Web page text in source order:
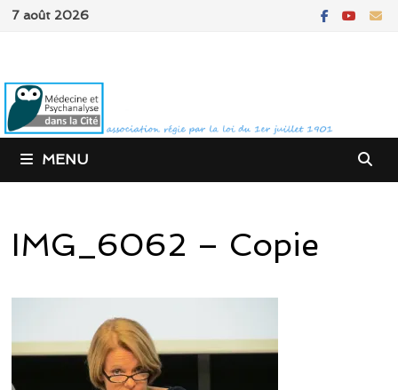
Passer
7 août 2026
MENU
IMG_6062 – Copie